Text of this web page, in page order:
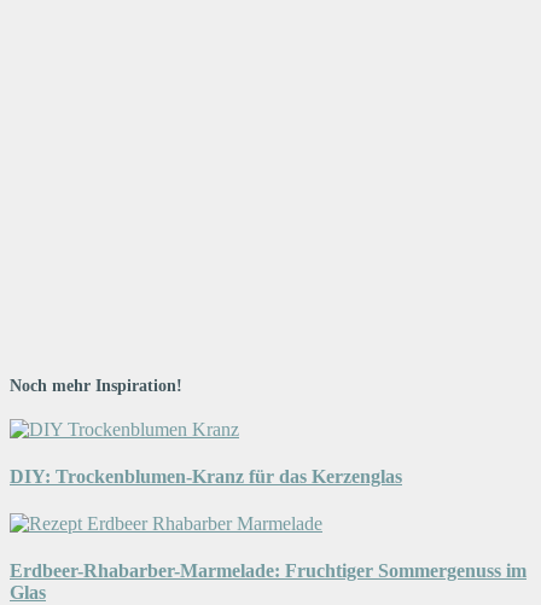
Noch mehr Inspiration!
DIY: Trockenblumen-Kranz für das Kerzenglas
Erdbeer-Rhabarber-Marmelade: Fruchtiger Sommergenuss im
Glas